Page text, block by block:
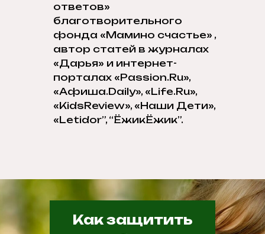
ответов»
благотворительного
фонда «Мамино счастье» ,
автор статей в журналах
«Дарья» и интернет-
порталах «Passion.Ru»,
«Афиша.Daily», «Life.Ru»,
«KidsReview», «Наши Дети»,
«Letidor”, “ЁжикЁжик”.
Как защитить